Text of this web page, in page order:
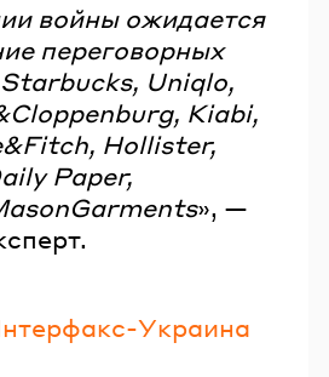
войны ожидается
переговорных
Uniqlo,
Kiabi,
Hollister,
Paper,
», —
Украина